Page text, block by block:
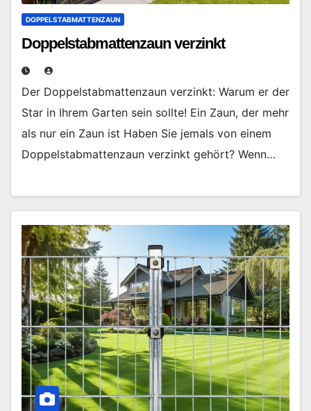
DOPPELSTABMATTENZAUN
Doppelstabmattenzaun verzinkt
Der Doppelstabmattenzaun verzinkt: Warum er der
Star in Ihrem Garten sein sollte! Ein Zaun, der mehr
als nur ein Zaun ist Haben Sie jemals von einem
Doppelstabmattenzaun verzinkt gehört? Wenn…